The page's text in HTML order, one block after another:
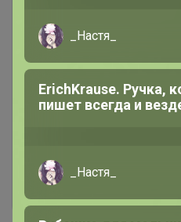
Чтобы ответить
необходимо
Войти
Школьные брюки
мальчиков
мозаика
Трикотажный
девочек, размеры